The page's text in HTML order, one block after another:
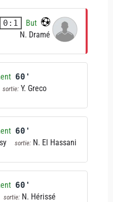
0:1
But
N. Dramé
60'
sortie: Y. Greco
60'
sortie: N. El Hassani
60'
sortie: N. Hérissé